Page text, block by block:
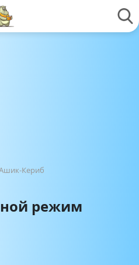
Кериб
режим